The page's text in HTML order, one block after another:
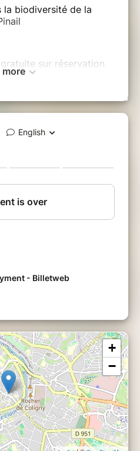
la biodiversité de la
sur réservation
: réalisation / Kévin
d’un lieu
du Pinail ! Ce paysage
de vie, est la
réside dans les airs,
d’insectes, la richesse
singulier à la
précieux avec
anniversaire, s’associe
et la Réserve du
de diffusion et
biodiversité et de la
more
+
−